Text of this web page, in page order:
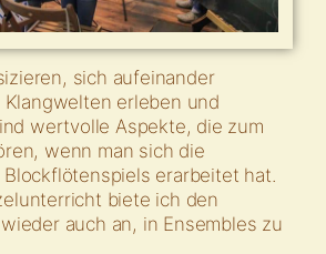
sich aufeinander
erleben und
wertvolle Aspekte, die zum
wenn man sich die
erarbeitet hat.
biete ich den
auch an, in Ensembles zu